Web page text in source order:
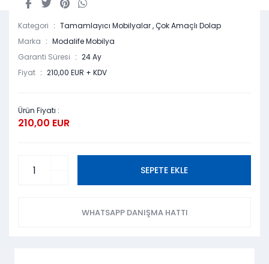
Kategori Tamamlayıcı Mobilyalar,Çok Amaçlı Dolap
Marka
Modalife Mobilya
Garanti Süresi
24 Ay
Fiyat
210,00 EUR + KDV
Ürün Fiyatı :
210,00 EUR
SEPETE EKLE
WHATSAPP DANIŞMA HATTI